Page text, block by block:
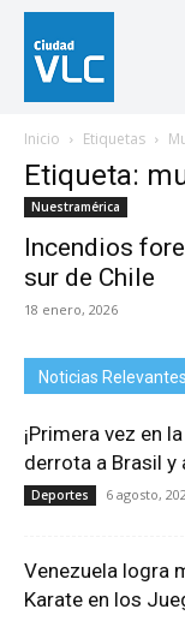
Inicio Etiquetas
Etiqueta:
Nuestramérica
Incendios
sur de Chile
18 enero, 2026
Noticias Relevantes
¡Primera vez en
derrota a Brasil y
Deportes 6 agosto,
Venezuela logra
Karate en los